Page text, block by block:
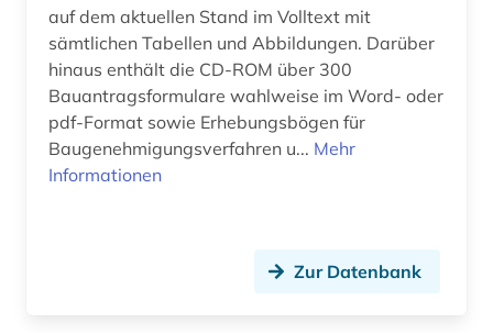
auf dem aktuellen Stand im Volltext mit
sämtlichen Tabellen und Abbildungen. Darüber
hinaus enthält die CD-ROM über 300
Bauantragsformulare wahlweise im Word- oder
pdf-Format sowie Erhebungsbögen für
Baugenehmigungsverfahren u... Mehr
Informationen
Zur Datenbank